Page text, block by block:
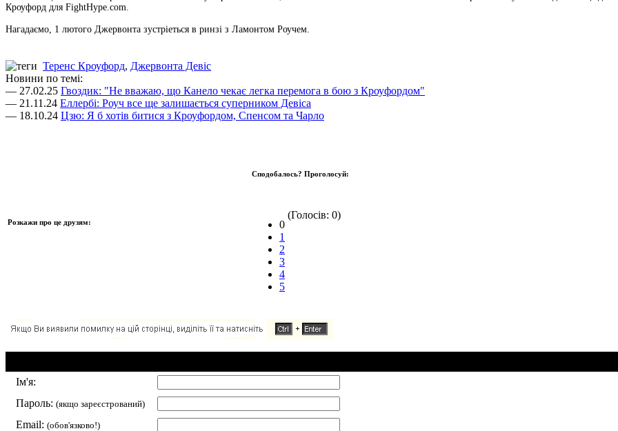
Кроуфорд для FightHype.com.
Нагадаємо, 1 лютого Джервонта зустріеться в ринзі з Ламонтом Роучем.
Теренс Кроуфорд, Джервонта Девіс
Новини по темі:
— 27.02.25 Гвоздик: "Не вважаю, що Канело чекає легка перемога в бою з Кроуфордом"
— 21.11.24 Еллербі: Роуч все ще залишається суперником Девіса
— 18.10.24 Цзю: Я б хотів битися з Кроуфордом, Спенсом та Чарло
Розкажи про це друзям:
Сподобалось? Проголосуй:
0
1
2
3
4
5
(Голосів: 0)
Ім'я:
Пароль: (якщо зареєстрований)
Email: (обов'язково!)